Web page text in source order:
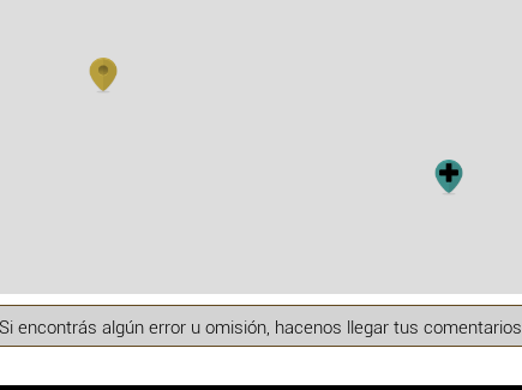
encontrás algún error u omisión, hacenos llegar tus comentarios